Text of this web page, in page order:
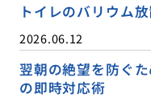
トイレのバリウム
2026.06.12
翌朝の絶望を防ぐ
の即時対応術